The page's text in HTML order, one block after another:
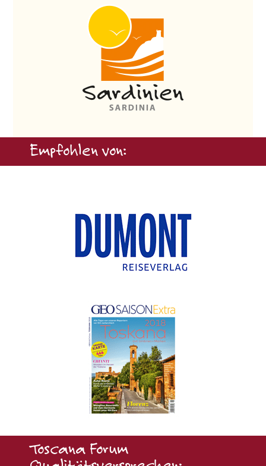
Empfohlen von:
Toscana Forum